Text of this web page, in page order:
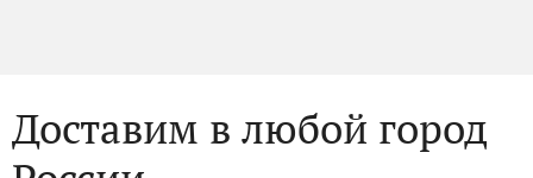
Доставим в любой город